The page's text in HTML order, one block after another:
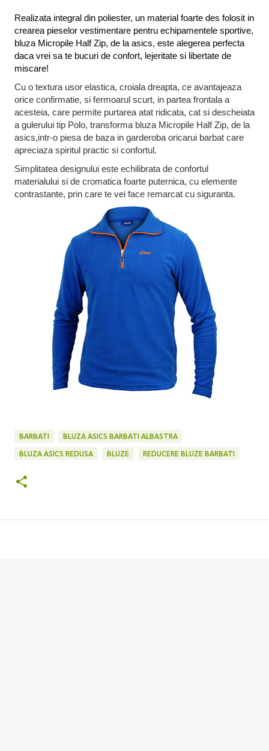
Realizata integral din poliester, un material foarte des folosit in
crearea pieselor vestimentare pentru echipamentele sportive,
bluza Micropile Half Zip, de la asics, este alegerea perfecta
daca vrei sa te bucuri de confort, lejeritate si libertate de
miscare!
Cu o textura usor elastica, croiala dreapta, ce avantajeaza
orice confirmatie, si fermoarul scurt, in partea frontala a
acesteia, care permite purtarea atat ridicata, cat si descheiata
a gulerului tip Polo, transforma bluza Micropile Half Zip, de la
asics,intr-o piesa de baza in garderoba oricarui barbat care
apreciaza spiritul practic si confortul.
Simplitatea designului este echilibrata de confortul
materialului si de cromatica foarte puternica, cu elemente
contrastante, prin care te vei face remarcat cu siguranta.
BARBATI BLUZA ASICS BARBATI ALBASTRA
BLUZA ASICS REDUSA BLUZE REDUCERE BLUZE BARBATI